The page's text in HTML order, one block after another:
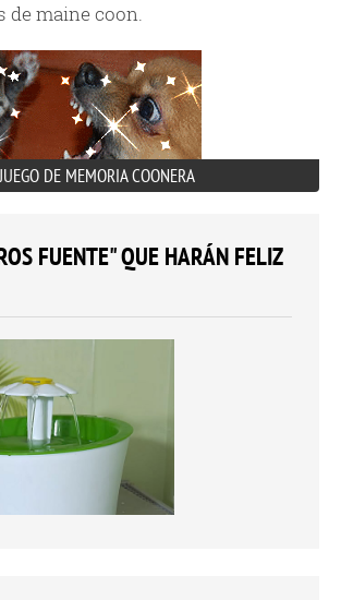
de maine coon.
JUEGO DE MEMORIA COONERA
FUENTE" QUE HARÁN FELIZ